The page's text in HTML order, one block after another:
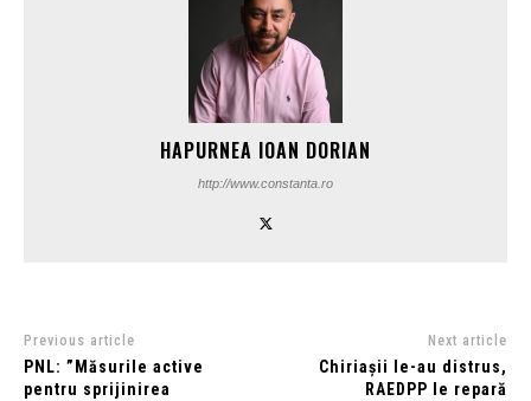
HAPURNEA IOAN DORIAN
http://www.constanta.ro
Previous article
PNL: ”Măsurile active
pentru sprijinirea
Next article
Chiriașii le-au distrus,
RAEDPP le repară